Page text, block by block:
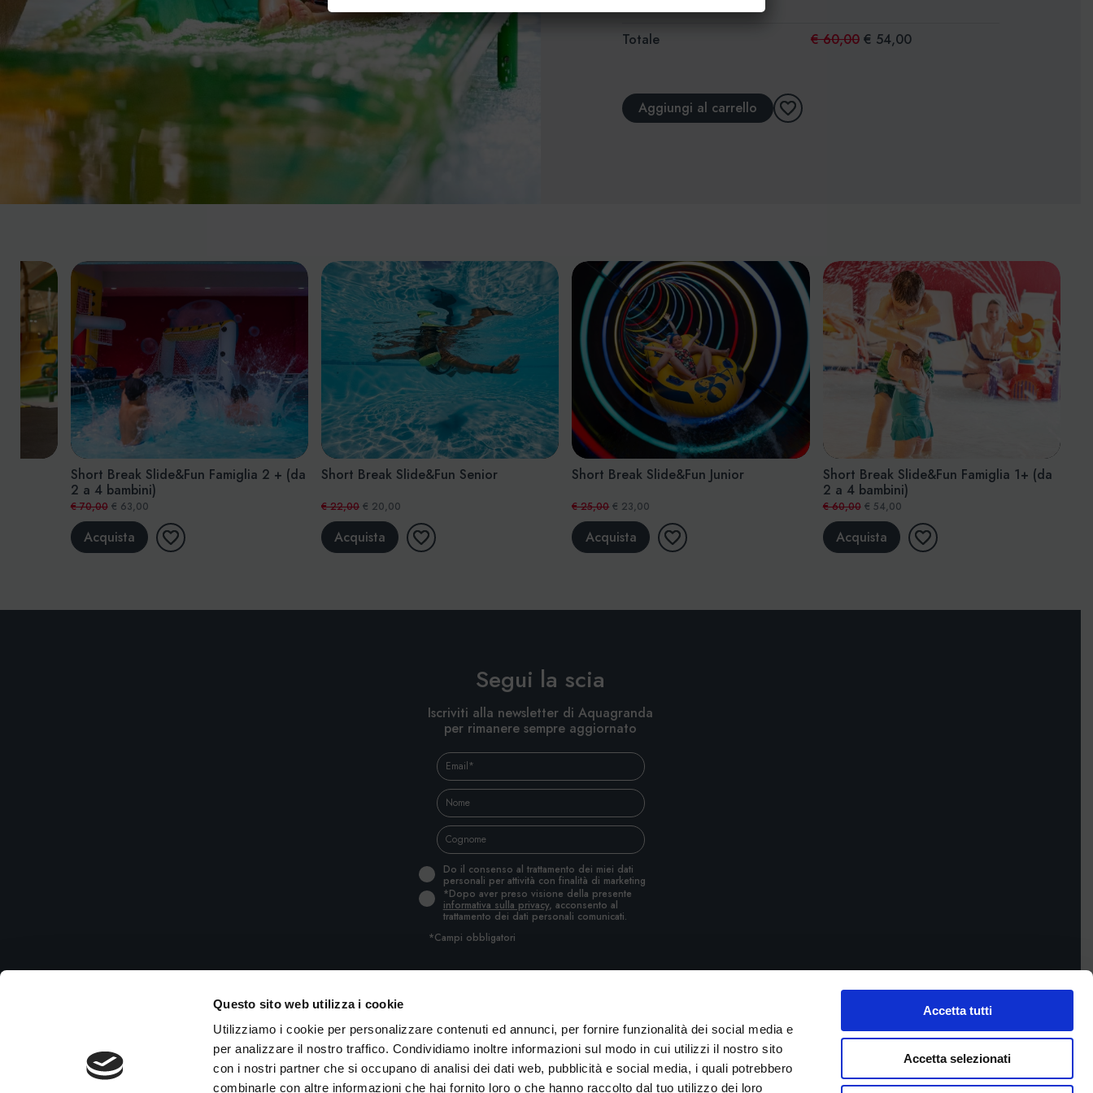
Questo sito web utilizza i cookie
Utilizziamo i cookie per personalizzare contenuti ed annunci, per fornire funzionalità dei social media e
per analizzare il nostro traffico. Condividiamo inoltre informazioni sul modo in cui utilizzi il nostro sito
con i nostri partner che si occupano di analisi dei dati web, pubblicità e social media, i quali potrebbero
combinarle con altre informazioni che hai fornito loro o che hanno raccolto dal tuo utilizzo dei loro
Accetta tutti
Accetta selezionati
Totale € 60,00 € 54,00
Aggiungi al carrello
Short Break Slide&Fun Famiglia 1+1
€ 45,00
Acquista
Short Break Slide&Fun Adulto
€ 26,00
Acquista
Short Break Slide&Fun Famiglia 2 + (da
€ 63,00
Acquista
Short Break Slide&Fun Senior
€ 20,00
Acquista
Short
Segui la scia
Iscriviti alla newsletter di Aquagranda
per rimanere sempre aggiornato
Do il consenso al trattamento dei miei dati
personali per attività con finalità di marketing
*Dopo aver preso visione della presente
informativa sulla privacy, acconsento al
trattamento dei dati personali comunicati.
*Campi obbligatori